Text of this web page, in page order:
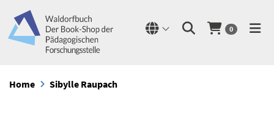
0
Home Sibylle Raupach